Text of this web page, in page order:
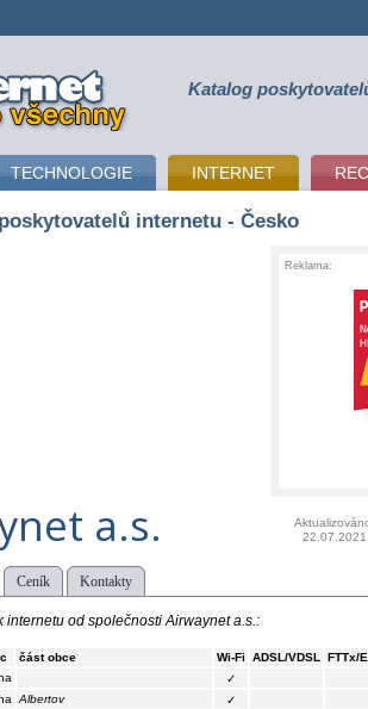
Katalog
TECHNOLOGIE INTERNET
internetu - Česko
Reklama:
a.s.
22.07.2021
Ceník Kontakty
internetu od společnosti Airwaynet a.s.:
část obce Wi-Fi ADSL/VDSL
FTTx/
✓
Albertov
✓